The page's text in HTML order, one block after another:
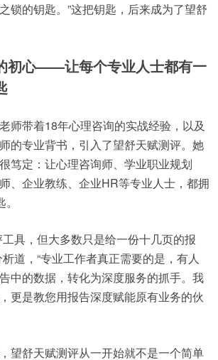
锁的钥匙。”这把钥匙，后来成为了望舒
初心——让每个专业人士都有一
师带着18年心理咨询的实战经验，以及
的专业背书，引入了望舒天赋测评。她
笃定：让心理咨询师、学业职业规划
、企业教练、企业HR等专业人士，都拥
具，但大多数只是给一份十几页的报
道，“专业工作者真正需要的是，有人
中的数据，转化为深度服务的抓手。我
更是教您用报告深度赋能原有业务的伙
望舒天赋测评从一开始就不是一个简单